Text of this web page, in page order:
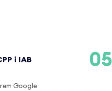
i IAB
Google
05